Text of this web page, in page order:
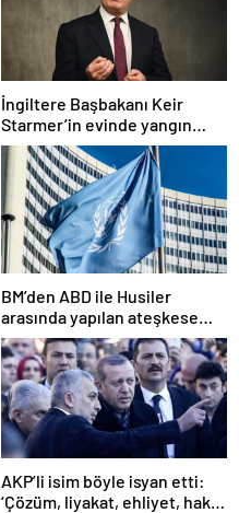
İngiltere Başbakanı Keir
Starmer’in evinde yangın
çıktı
BM’den ABD ile Husiler
arasında yapılan ateşkese
ilişkin değerlendirme
AKP’li isim böyle isyan etti:
‘Çözüm, liyakat, ehliyet, hak,